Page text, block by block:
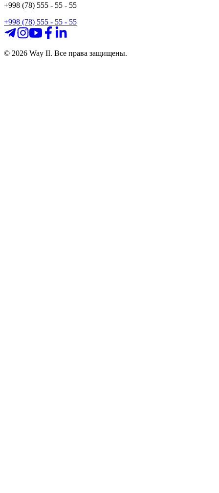
+998 (78) 555 - 55 - 55
+998 (78) 555 - 55 - 55
© 2026 Way II. Все права защищены.